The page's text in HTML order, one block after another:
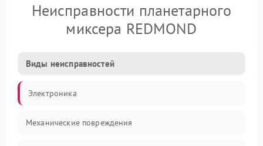
Неисправности планетарного
миксера REDMOND
Виды неисправностей
Электроника
Механические повреждения